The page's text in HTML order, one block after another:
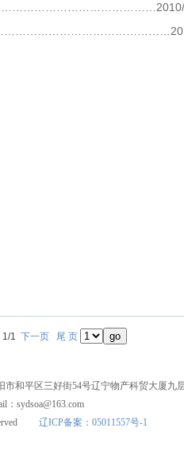
1/1 下一页 尾 页
和平区三好街54号辽宁物产科贸大厦九
辽ICP备案：05011557号-1